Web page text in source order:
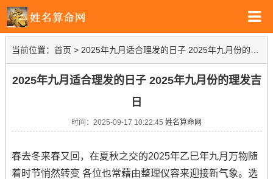
当前位置： 首页 > 2025年九月适合理发的日子 2025年九月份的理发吉日
2025年九月适合理发的日子 2025年九月份的理发吉
日
时间：2025-09-17 10:22:45 姓名算命网
春去冬来春又回，在夏秋之交的2025年乙巳年九月万物随
着时节悄然转变 各位也常藉由整理仪容来迎接新气象。选